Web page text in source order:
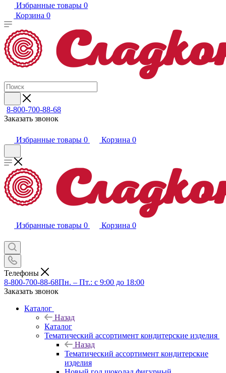
Избранные товары 0
Корзина 0
8-800-700-88-68
Заказать звонок
Избранные товары 0 Корзина 0
Избранные товары 0 Корзина 0
Телефоны
8-800-700-88-68Пн. – Пт.: с 9:00 до 18:00
Заказать звонок
Каталог
Назад
Каталог
Тематический ассортимент кондитерские изделия
Назад
Тематический ассортимент кондитерские
изделия